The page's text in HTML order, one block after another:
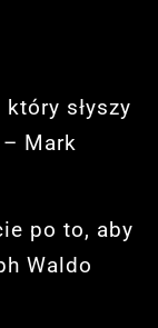
słyszy
Mark
po to, aby
Waldo